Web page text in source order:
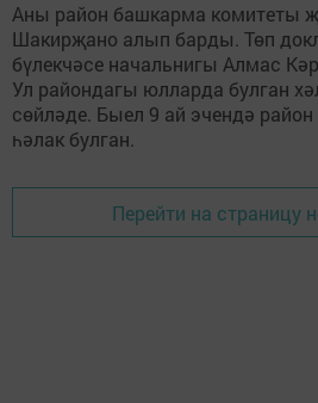
Аны район башкарма комитеты
Шакирҗано алып барды. Төп
бүлекчәсе начальнигы Алмас
Ул райондагы юлларда булган
сөйләде. Быел 9 ай эчендә
һәлак булган.
Перейти на страницу